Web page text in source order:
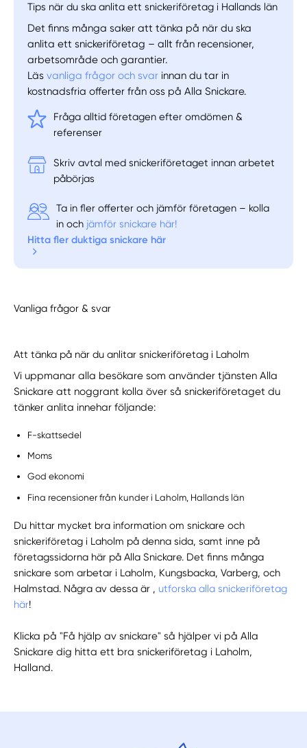
Tips när du ska anlita ett snickeriföretag i Hallands län
Det finns många saker att tänka på när du ska
anlita ett snickeriföretag – allt från recensioner,
arbetsområde och garantier.
Läsvanliga frågor och svar innan du tar in
kostnadsfria offerter från oss på Alla Snickare.
Fråga alltid företagen efter omdömen &
referenser
Skriv avtal med snickeriföretaget innan arbetet
påbörjas
Ta in fler offerter och jämför företagen – kolla
in och jämför snickare här!
Hitta fler duktiga snickare här
Vanliga frågor & svar
Att tänka på när du anlitar snickeriföretag i Laholm
Vi uppmanar alla besökare som använder tjänsten Alla
Snickare att noggrant kolla över så snickeriföretaget du
tänker anlita innehar följande:
F-skattsedel
Moms
God ekonomi
Fina recensioner från kunder i Laholm, Hallands län
Du hittar mycket bra information om snickare och
snickeriföretag i Laholm på denna sida, samt inne på
företagssidorna här på Alla Snickare. Det finns många
snickare som arbetar i Laholm, Kungsbacka, Varberg, och
Halmstad. Några av dessa är ,utforska alla snickeriföretag
här!
Klicka på "Få hjälp av snickare" så hjälper vi på Alla
Snickare dig hitta ett bra snickeriföretag i Laholm,
Halland.